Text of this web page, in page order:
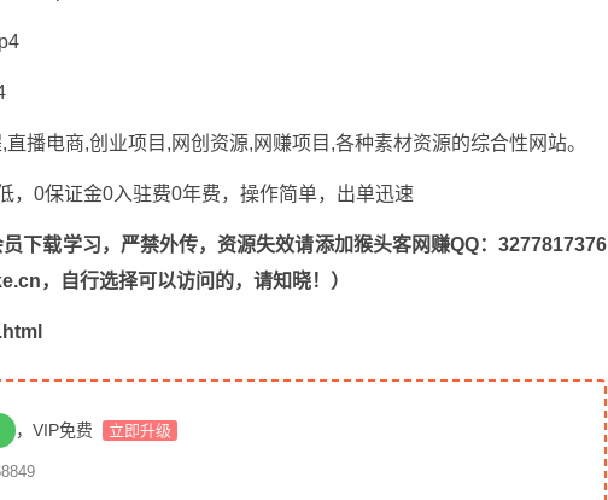
,直播电商,创业项目,网创资源, 网赚项目 ,各种素材资源的综合性网站。
下载学习，严禁外传，资源失效请添加猴头客网赚QQ：3277817376
，自行选择可以访问的，请知晓！）
，VIP免费 立即升级